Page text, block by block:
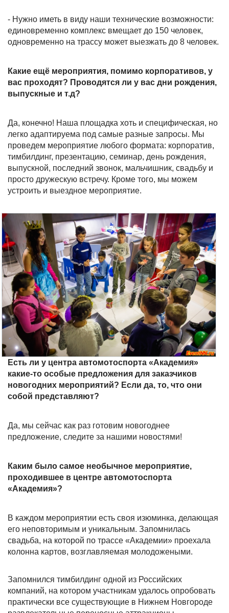
- Нужно иметь в виду наши технические возможности:
единовременно комплекс вмещает до 150 человек,
одновременно на трассу может выезжать до 8 человек.
Какие ещё мероприятия, помимо корпоративов, у
вас проходят? Проводятся ли у вас дни рождения,
выпускные и т.д?
Да, конечно! Наша площадка хоть и специфическая, но
легко адаптируема под самые разные запросы. Мы
проведем мероприятие любого формата: корпоратив,
тимбилдинг, презентацию, семинар, день рождения,
выпускной, последний звонок, мальчишник, свадьбу и
просто дружескую встречу. Кроме того, мы можем
устроить и выездное мероприятие.
Есть ли у центра автомотоспорта «Академия»
какие-то особые предложения для заказчиков
новогодних мероприятий? Если да, то, что они
собой представляют?
Да, мы сейчас как раз готовим новогоднее
предложение, следите за нашими новостями!
Каким было самое необычное мероприятие,
проходившее в центре автомотоспорта
«Академия»?
В каждом мероприятии есть своя изюминка, делающая
его неповторимым и уникальным. Запомнилась
свадьба, на которой по трассе «Академии» проехала
колонна картов, возглавляемая молодожеными.
Запомнился тимбилдинг одной из Российских
компаний, на котором участникам удалось опробовать
практически все существующие в Нижнем Новгороде